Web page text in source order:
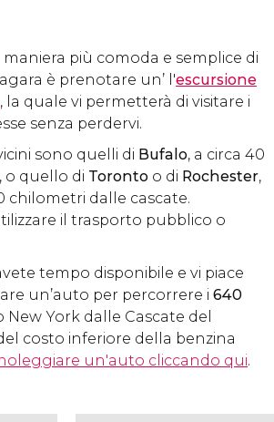
maniera più comoda e semplice di
è prenotare un’ l'escursione
, la quale vi permetterà di visitare i
senza perdervi.
sono quelli di Bufalo, a circa 40
o quello di Toronto o di Rochester,
chilometri dalle cascate.
il trasporto pubblico o
tempo disponibile e vi piace
un’auto per percorrere i 640
New York dalle Cascate del
costo inferiore della benzina
un'auto cliccando qui.